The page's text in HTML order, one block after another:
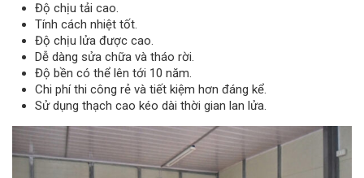
Độ chịu tải cao.
Tính cách nhiệt tốt.
Độ chịu lửa được cao.
Dễ dàng sửa chữa và tháo rời.
Độ bền có thể lên tới 10 năm.
Chi phí thi công rẻ và tiết kiệm hơn đáng kể.
Sử dụng thạch cao kéo dài thời gian lan lửa.